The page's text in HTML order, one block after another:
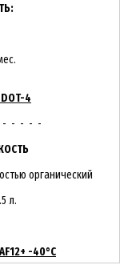
4
- - - -
органический
л.
-40°C